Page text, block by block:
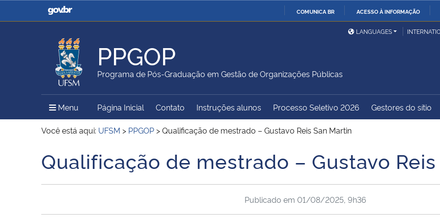
COMUNICA BR ACESSO À INFORMAÇÃO
Casa Civil
Ministério da Justiça e
Ministério da Defesa
Ministério das Relações
Exteriores
Ministério da Agricultura,
Pecuária e Abastecimento
Ministério da Educação
Ministério do Meio Ambiente Ministério do Turismo
Ministério do
Desenvolvimento Regional
Controladoria-Geral da
União
Secretaria de Governo
Gabinete de Segurança
Advocacia-Geral da União Banco Central do Brasil
LANGUAGES
PPGOP
Programa de Pós-Graduação em Gestão de Organizações Públicas
Menu Menu Principal do Sítio
Página Inicial Contato Instruções alunos Processo Seletivo 2026 Gestores do sítio
Você está aqui: UFSM > PPGOP >Qualificação de mestrado – Gustavo Reis San Martin
Início do conteúdo
Qualificação de mestrado – Gustavo
Publicado em 01/08/2025, 9h36